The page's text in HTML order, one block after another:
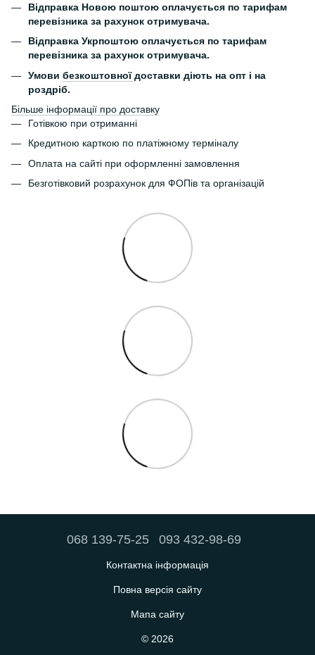
Відправка Новою поштою оплачується по тарифам
перевізника за рахунок отримувача.
Відправка Укрпоштою оплачується по тарифам
перевізника за рахунок отримувача.
Умови безкоштовноїдоставки діють на опт і на
роздріб.
Більше інформації про доставку
Готівкою при отриманні
Кредитною карткою по платіжному терміналу
Оплата на сайті при оформленні замовлення
Безготівковий розрахунок для ФОПів та організацій
068 139-75-25 093 432-98-69
Контактна інформація
Повна версія сайту
Мапа сайту
© 2026